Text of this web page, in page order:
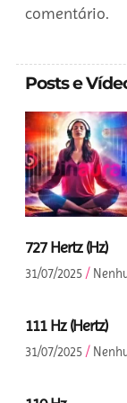
comentário.
Posts e
727 Hertz (Hz)
31/07/2025
111 Hz (Hertz)
31/07/2025